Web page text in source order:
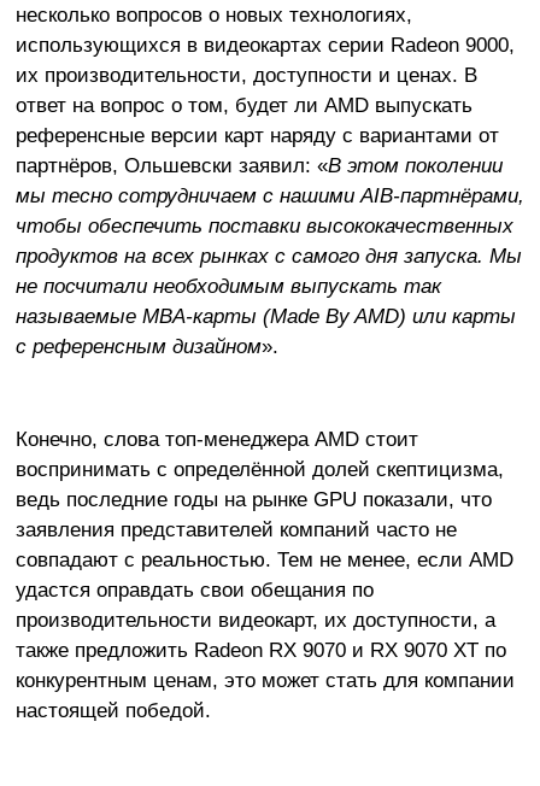
несколько вопросов о новых технологиях,
использующихся в видеокартах серии Radeon 9000,
их производительности, доступности и ценах. В
ответ на вопрос о том, будет ли AMD выпускать
референсные версии карт наряду с вариантами от
партнёров, Ольшевски заявил: «В этом поколении
мы тесно сотрудничаем с нашими AIB-партнёрами,
чтобы обеспечить поставки высококачественных
продуктов на всех рынках с самого дня запуска. Мы
не посчитали необходимым выпускать так
называемые MBA-карты (Made By AMD) или карты
с референсным дизайном».
Конечно, слова топ-менеджера AMD стоит
воспринимать с определённой долей скептицизма,
ведь последние годы на рынке GPU показали, что
заявления представителей компаний часто не
совпадают с реальностью. Тем не менее, если AMD
удастся оправдать свои обещания по
производительности видеокарт, их доступности, а
также предложить Radeon RX 9070 и RX 9070 XT по
конкурентным ценам, это может стать для компании
настоящей победой.